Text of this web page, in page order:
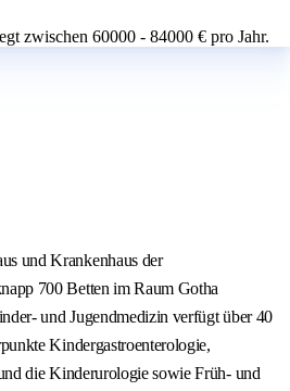
zwischen 60000 - 84000 € pro Jahr.
und Krankenhaus der
700 Betten im Raum Gotha
und Jugendmedizin verfügt über 40
Kindergastroenterologie,
die Kinderurologie sowie Früh- und